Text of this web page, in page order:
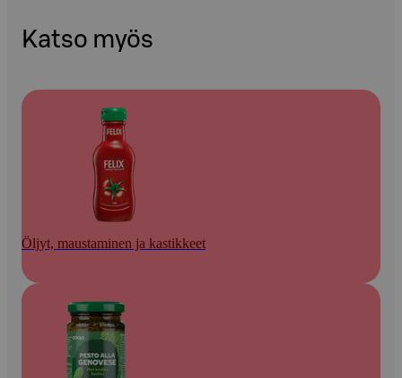
Katso myös
Öljyt, maustaminen ja kastikkeet